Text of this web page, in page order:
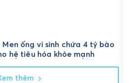
Men ống vi sinh chứa 4 tỷ bào
hệ tiêu hóa khỏe mạnh
thêm